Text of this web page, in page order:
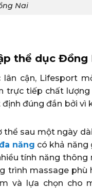
Nai
thể dục Đồng
cận, Lifesport
trực tiếp chất
định đúng đắn bởi vì
sau một ngày
năng có khả năng
tính năng thông
trình massage phù
và lựa chọn cho